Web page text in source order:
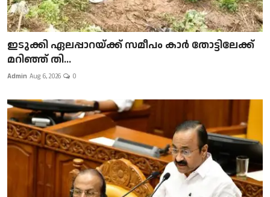
ഇടുക്കി ഏലപ്പാറയ്ക്ക് സമീപം കാർ തോട്ടിലേക്ക്
മറിഞ്ഞ് തി...
Admin Aug 6, 2026 0